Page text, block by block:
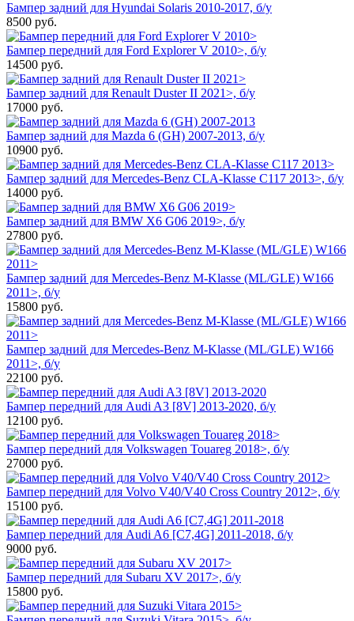
Бампер задний для Hyundai Solaris 2010-2017, б/у
8500 руб.
Бампер передний для Ford Explorer V 2010>, б/у
14500 руб.
Бампер задний для Renault Duster II 2021>, б/у
17000 руб.
Бампер задний для Mazda 6 (GH) 2007-2013, б/у
10900 руб.
Бампер задний для Mercedes-Benz CLA-Klasse C117 2013>, б/у
14000 руб.
Бампер задний для BMW X6 G06 2019>, б/у
27800 руб.
Бампер задний для Mercedes-Benz M-Klasse (ML/GLE) W166
2011>, б/у
15800 руб.
Бампер задний для Mercedes-Benz M-Klasse (ML/GLE) W166
2011>, б/у
22100 руб.
Бампер передний для Audi A3 [8V] 2013-2020, б/у
12100 руб.
Бампер передний для Volkswagen Touareg 2018>, б/у
27000 руб.
Бампер передний для Volvo V40/V40 Cross Country 2012>, б/у
15100 руб.
Бампер передний для Audi A6 [C7,4G] 2011-2018, б/у
9000 руб.
Бампер передний для Subaru XV 2017>, б/у
15800 руб.